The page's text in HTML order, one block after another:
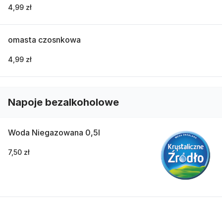
4,99 zł
omasta czosnkowa
4,99 zł
Napoje bezalkoholowe
Woda Niegazowana 0,5l
7,50 zł